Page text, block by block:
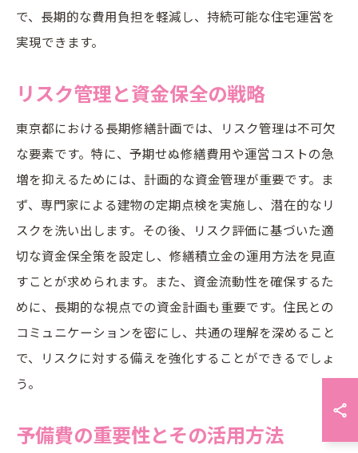
で、長期的な費用負担を軽減し、持続可能な住宅運営を
実現できます。
リスク管理と資金保全の戦略
東京都における長期修繕計画では、リスク管理は不可欠
な要素です。特に、予期せぬ修繕費用や運営コストの急
増を抑えるためには、計画的な資金管理が重要です。ま
ず、専門家による建物の定期点検を実施し、潜在的なリ
スクを洗い出します。その後、リスク評価に基づいた適
切な資金保全策を設定し、修繕積立金の運用方法を見直
すことが求められます。また、資金流動性を確保するた
めに、長期的な視点での資金計画も重要です。住民との
コミュニケーションを密にし、共通の理解を深めること
で、リスクに対する備えを強化することができるでしょ
う。
予備費の重要性とその活用方法